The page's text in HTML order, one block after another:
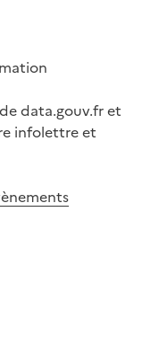
data.gouv.fr et
infolettre et